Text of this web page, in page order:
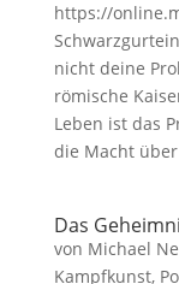
https://
nicht deine
römische
Leben ist das
die Macht
Das
von Michael
Kampfkunst,